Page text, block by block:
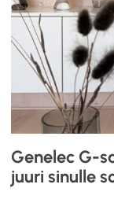
Genelec G-
juuri sinulle